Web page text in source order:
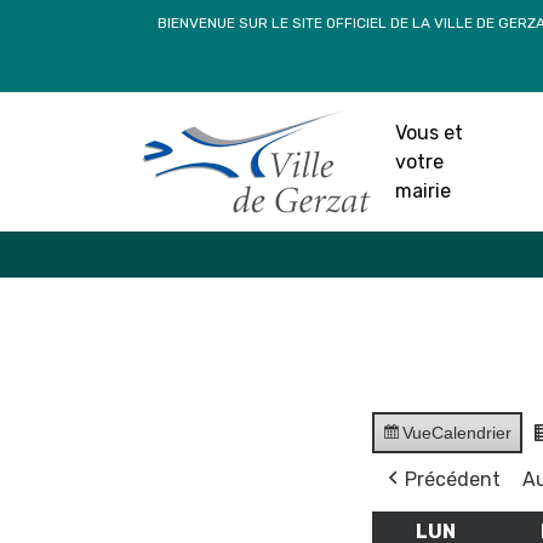
BIENVENUE SUR LE SITE OFFICIEL DE LA VILLE DE
Vous et
votre
mairie
VueCalendrier
Précédent
LUN